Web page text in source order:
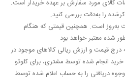
کالای مورد سفارش بر عهده خریدار است.
را به‌دقت بررسی کنید.
است. همچنین قیمتی که هنگام
شده معتبر خواهد بود.
قیمت و ارزش ریالی کالاهای موجود در
انجام شده توسط مشتری، برای کلوتو
دریافتی را به حساب اعلام شده توسط